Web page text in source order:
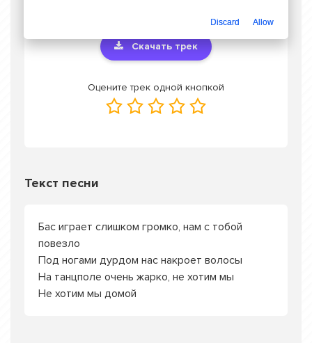
Скачать трек
Оцените трек одной кнопкой
Текст песни
Бас играет слишком громко, нам с тобой
повезло
Под ногами дурдом нас накроет волосы
На танцполе очень жарко, не хотим мы
Не хотим мы домой
Discard Allow